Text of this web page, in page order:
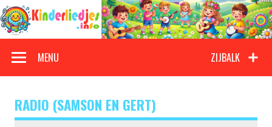
Doorgaan
naar
inhoud
Kinderliedjes
ZIJBALK
MENU
RADIO (SAMSON EN GERT)